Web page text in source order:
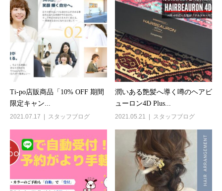
Ti-po店販商品「10% OFF 期間
限定キャン...
2021.07.17 スタッフブログ
潤いある艶髪へ導く噂のヘアビ
ューロン4D Plus...
2021.05.21 スタッフブログ